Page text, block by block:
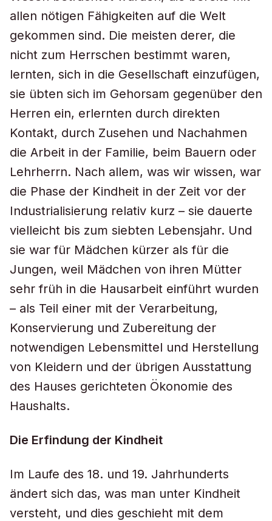
allen nötigen Fähigkeiten auf die Welt
gekommen sind. Die meisten derer, die
nicht zum Herrschen bestimmt waren,
lernten, sich in die Gesellschaft einzufügen,
sie übten sich im Gehorsam gegenüber den
Herren ein, erlernten durch direkten
Kontakt, durch Zusehen und Nachahmen
die Arbeit in der Familie, beim Bauern oder
Lehrherrn. Nach allem, was wir wissen, war
die Phase der Kindheit in der Zeit vor der
Industrialisierung relativ kurz – sie dauerte
vielleicht bis zum siebten Lebensjahr. Und
sie war für Mädchen kürzer als für die
Jungen, weil Mädchen von ihren Mütter
sehr früh in die Hausarbeit einführt wurden
– als Teil einer mit der Verarbeitung,
Konservierung und Zubereitung der
notwendigen Lebensmittel und Herstellung
von Kleidern und der übrigen Ausstattung
des Hauses gerichteten Ökonomie des
Haushalts.
Die Erfindung der Kindheit
Im Laufe des 18. und 19. Jahrhunderts
ändert sich das, was man unter Kindheit
versteht, und dies geschieht mit dem